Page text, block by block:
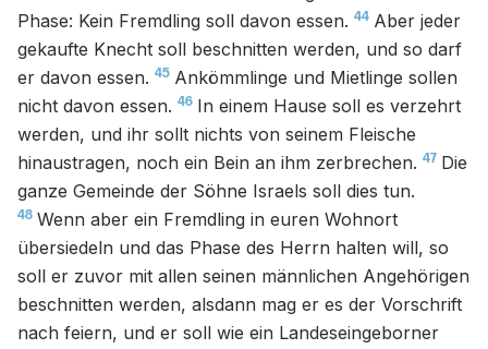
Phase: Kein Fremdling soll davon essen. 44 Aber jeder
gekaufte Knecht soll beschnitten werden, und so darf
er davon essen. 45 Ankömmlinge und Mietlinge sollen
nicht davon essen. 46 In einem Hause soll es verzehrt
werden, und ihr sollt nichts von seinem Fleische
hinaustragen, noch ein Bein an ihm zerbrechen. 47 Die
ganze Gemeinde der Söhne Israels soll dies tun.
48 Wenn aber ein Fremdling in euren Wohnort
übersiedeln und das Phase des Herrn halten will, so
soll er zuvor mit allen seinen männlichen Angehörigen
beschnitten werden, alsdann mag er es der Vorschrift
nach feiern, und er soll wie ein Landeseingeborner